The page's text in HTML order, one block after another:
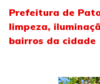
Prefeitura de
limpeza,
bairros da cidade